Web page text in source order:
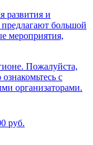
развития и
предлагают большой
мероприятия,
Пожалуйста,
с
организаторами.
руб.